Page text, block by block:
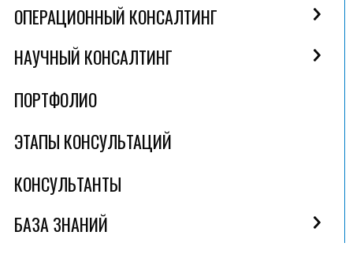
ОПЕРАЦИОННЫЙ КОНСАЛТИНГ
НАУЧНЫЙ КОНСАЛТИНГ
ПОРТФОЛИО
ЭТАПЫ КОНСУЛЬТАЦИЙ
КОНСУЛЬТАНТЫ
БАЗА ЗНАНИЙ